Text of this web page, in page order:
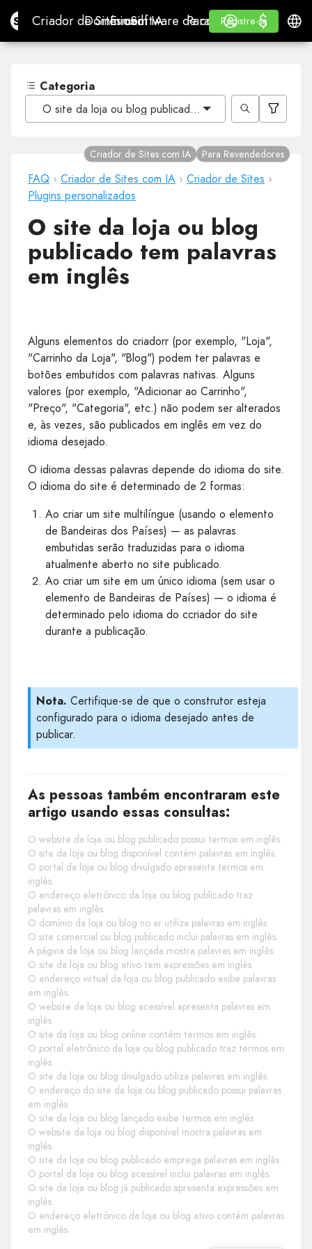
Site.proCriador de Sites com IA
Criador de Sites com IA
Domínios
Domínios
E-mail
E-mailSoftware de contabilidade
Software de contabilidade
Para
Para Revendedores
WHITE LABEL
Aprender
Aprender
Registre-se
Registre-se
Iniciar Sessão
$
$
Categoria
O site da loja ou blog publicado tem palavras em inglês
FAQ › Criador de Sites com IA › Criador de Sites ›
Plugins personalizados
Criador de Sites com IA Para Revendedores
O site da loja ou blog
publicado tem palavras
em inglês
Alguns elementos do criadorr (por exemplo, "Loja",
"Carrinho da Loja", "Blog") podem ter palavras e
botões embutidos com palavras nativas. Alguns
valores (por exemplo, "Adicionar ao Carrinho",
"Preço", "Categoria", etc.) não podem ser alterados
e, às vezes, são publicados em inglês em vez do
idioma desejado.
O idioma dessas palavras depende do idioma do site.
O idioma do site é determinado de 2 formas:
Ao criar um site multilíngue (usando o elemento
de Bandeiras dos Países) — as palavras
embutidas serão traduzidas para o idioma
atualmente aberto no site publicado.
Ao criar um site em um único idioma (sem usar o
elemento de Bandeiras de Países) — o idioma é
determinado pelo idioma do ccriador do site
durante a publicação.
Nota. Certifique-se de que o construtor esteja
configurado para o idioma desejado antes de
publicar.
As pessoas também encontraram este
artigo usando essas consultas:
O website da loja ou blog publicado possui termos em inglês.
O site da loja ou blog disponível contém palavras em inglês.
O portal da loja ou blog divulgado apresenta termos em
inglês.
O endereço eletrônico da loja ou blog publicado traz
palavras em inglês.
O domínio da loja ou blog no ar utiliza palavras em inglês.
O site comercial ou blog publicado inclui palavras em inglês.
A página da loja ou blog lançada mostra palavras em inglês.
O site da loja ou blog ativo tem expressões em inglês.
O endereço virtual da loja ou blog publicado exibe palavras
em inglês.
O website da loja ou blog acessível apresenta palavras em
inglês.
O site da loja ou blog online contém termos em inglês.
O portal eletrônico da loja ou blog publicado traz termos em
inglês.
O site da loja ou blog divulgado utiliza palavras em inglês.
O endereço do site da loja ou blog publicado possui palavras
em inglês.
O site da loja ou blog lançado exibe termos em inglês.
O website da loja ou blog disponível mostra palavras em
inglês.
O site da loja ou blog publicado emprega palavras em inglês.
O portal da loja ou blog acessível inclui palavras em inglês.
O site da loja ou blog já publicado apresenta expressões em
inglês.
O endereço eletrônico da loja ou blog ativo contém palavras
em inglês.